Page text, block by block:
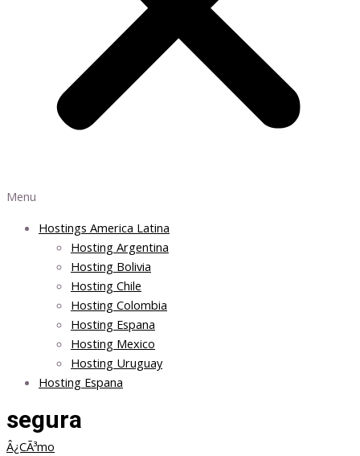
Menu
Hostings America Latina
Hosting Argentina
Hosting Bolivia
Hosting Chile
Hosting Colombia
Hosting Espana
Hosting Mexico
Hosting Uruguay
Hosting Espana
segura
Â¿CÃ³mo